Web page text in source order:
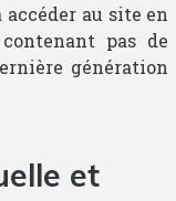
au site en
pas de
génération
et